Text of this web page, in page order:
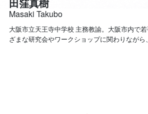
Masaki Takubo
大阪市立天王寺中学校 主務教諭。大阪市内で
ざまな研究会やワークショップに関わりながら